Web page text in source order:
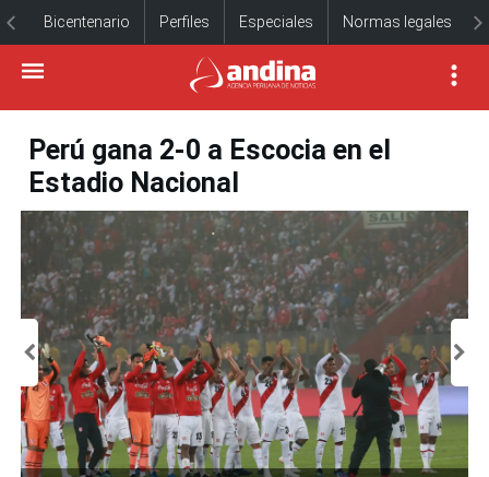
Bicentenario Perfiles Especiales Normas legales
Perú gana 2-0 a Escocia en el
Estadio Nacional